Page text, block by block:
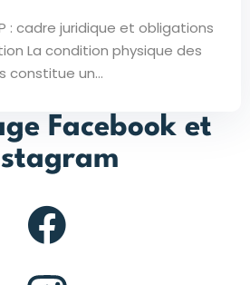
: cadre juridique et obligations
La condition physique des
constitue un...
Facebook et